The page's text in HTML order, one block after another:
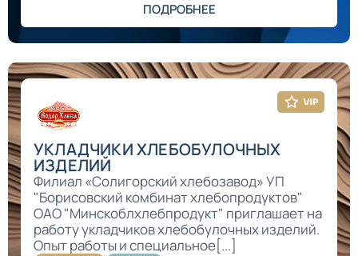
ПОДРОБНЕЕ
УКЛАДЧИКИ ХЛЕБОБУЛОЧНЫХ
ИЗДЕЛИЙ
Филиал «Солигорский хлебозавод» УП
"Борисовский комбинат хлебопродуктов"
ОАО "Минскоблхлебпродукт" приглашает на
работу укладчиков хлебобулочных изделий.
Опыт работы и специальное[...]